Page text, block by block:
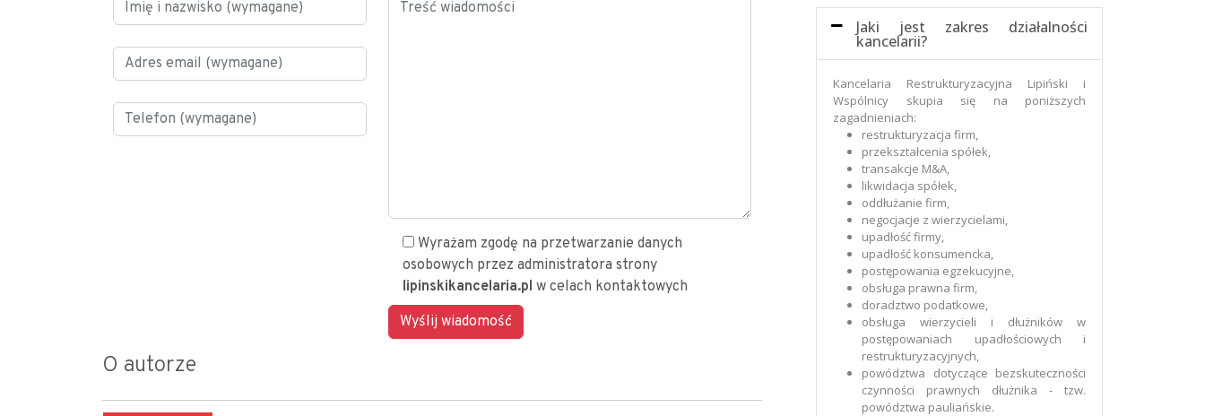
Wyrażam zgodę na przetwarzanie danych
osobowych przez administratora strony
lipinskikancelaria.pl w celach kontaktowych
O autorze
Jaki jest zakres działalności
kancelarii?
Kancelaria Restrukturyzacyjna Lipiński i
Wspólnicy skupia się na poniższych
zagadnieniach:
restrukturyzacja firm,
przekształcenia spółek,
transakcje M&A,
likwidacja spółek,
oddłużanie firm,
negocjacje z wierzycielami,
upadłość firmy,
upadłość konsumencka,
postępowania egzekucyjne,
obsługa prawna firm,
doradztwo podatkowe,
obsługa wierzycieli i dłużników w
postępowaniach upadłościowych i
restrukturyzacyjnych,
powództwa dotyczące bezskuteczności
czynności prawnych dłużnika - tzw.
powództwa pauliańskie.